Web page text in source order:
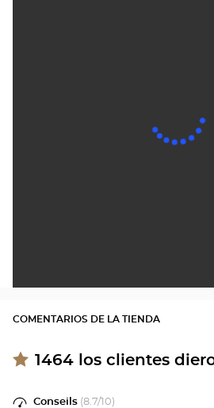
COMENTARIOS DE LA TIENDA
1464 los clientes
Conseils (8.7/10)